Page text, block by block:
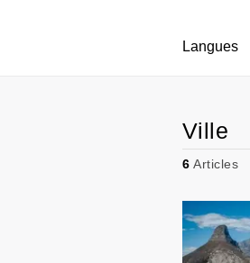
Langues
Ville
6 Articles